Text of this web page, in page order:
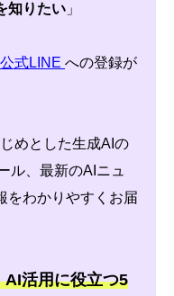
知りたい 」
式LINE への登録が
めとした生成AIの
ル、最新のAIニュ
をわかりやすくお届
活用に役立つ5